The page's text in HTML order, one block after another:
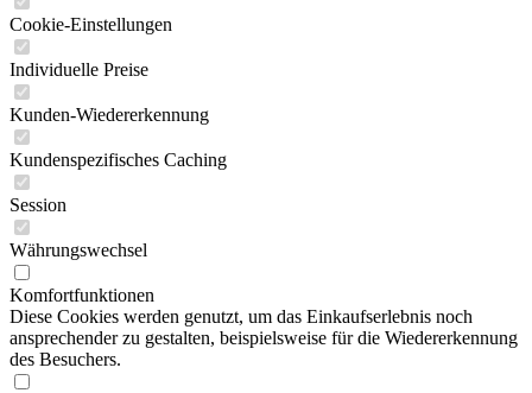
Cookie-Einstellungen
Individuelle Preise
Kunden-Wiedererkennung
Kundenspezifisches Caching
Session
Währungswechsel
Komfortfunktionen
Diese Cookies werden genutzt, um das Einkaufserlebnis noch
ansprechender zu gestalten, beispielsweise für die Wiedererkennung
des Besuchers.